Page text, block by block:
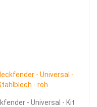
- Uni­ver­sal - Kit